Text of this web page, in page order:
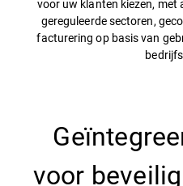
voor uw klanten kiezen,
gereguleerde sectoren,
facturering op basis van
voor